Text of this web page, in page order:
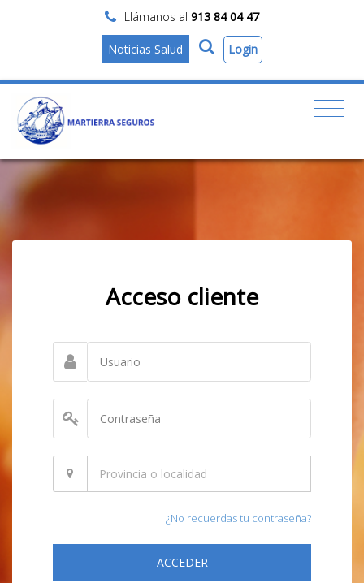
Llámanos al 913 84 04 47
Noticias Salud Login
Acceso cliente
¿No recuerdas tu contraseña?
ACCEDER